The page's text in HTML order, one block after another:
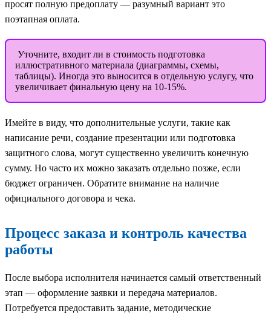
просят полную предоплату — разумный вариант это
поэтапная оплата.
Уточните, входит ли в стоимость подготовка
иллюстративного материала (диаграммы, схемы,
таблицы). Иногда это выносится в отдельную услугу, что
увеличивает финальную цену на 10-15%.
Имейте в виду, что дополнительные услуги, такие как
написание речи, создание презентации или подготовка
защитного слова, могут существенно увеличить конечную
сумму. Но часто их можно заказать отдельно позже, если
бюджет ограничен. Обратите внимание на наличие
официального договора и чека.
Процесс заказа и контроль качества
работы
После выбора исполнителя начинается самый ответственный
этап — оформление заявки и передача материалов.
Потребуется предоставить задание, методические